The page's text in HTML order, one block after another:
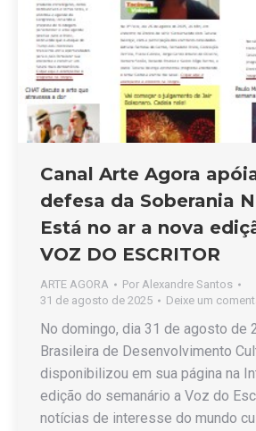
Canal Arte Agora
defesa da Soberania
Está no ar a nova
VOZ DO ESCRITOR
ARTE AGORA Por Alexandre Santos
31 de agosto de 2025
Deixe um
No domingo, dia 31 de agosto de
Brasileira de Desenvolvimento
disponibilizou em sua página na
edição do semanário a Voz do
notícias de interesse do mundo